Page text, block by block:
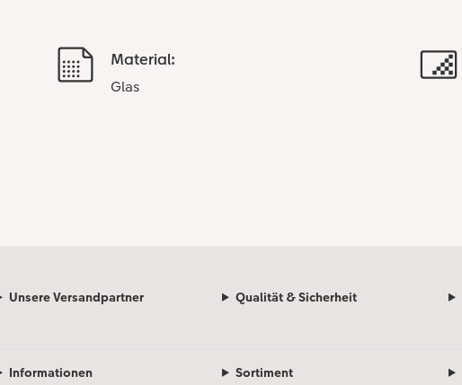
Material:
Glas
Unsere Versandpartner Qualität & Sicherheit
Informationen Sortiment